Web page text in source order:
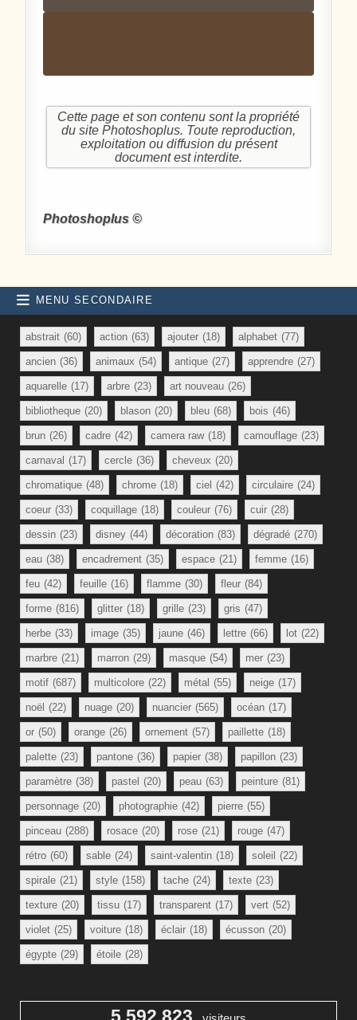
Cette page et son contenu sont la propriété
du site Photoshoplus. Toute reproduction,
exploitation ou diffusion du présent
document est interdite.
Photoshoplus ©
MENU SECONDAIRE
abstrait (60) action (63) ajouter (18) alphabet (77)
ancien (36) animaux (54) antique (27) apprendre (27)
aquarelle (17) arbre (23) art nouveau (26)
bibliotheque (20) blason (20) bleu (68) bois (46)
brun (26) cadre (42) camera raw (18) camouflage (23)
carnaval (17) cercle (36) cheveux (20)
chromatique (48) chrome (18) ciel (42) circulaire (24)
coeur (33) coquillage (18) couleur (76) cuir (28)
dessin (23) disney (44) décoration (83) dégradé (270)
eau (38) encadrement (35) espace (21) femme (16)
feu (42) feuille (16) flamme (30) fleur (84)
forme (816) glitter (18) grille (23) gris (47)
herbe (33) image (35) jaune (46) lettre (66) lot (22)
marbre (21) marron (29) masque (54) mer (23)
motif (687) multicolore (22) métal (55) neige (17)
noël (22) nuage (20) nuancier (565) océan (17)
or (50) orange (26) ornement (57) paillette (18)
palette (23) pantone (36) papier (38) papillon (23)
paramètre (38) pastel (20) peau (63) peinture (81)
personnage (20) photographie (42) pierre (55)
pinceau (288) rosace (20) rose (21) rouge (47)
rétro (60) sable (24) saint-valentin (18) soleil (22)
spirale (21) style (158) tache (24) texte (23)
texture (20) tissu (17) transparent (17) vert (52)
violet (25) voiture (18) éclair (18) écusson (20)
égypte (29) étoile (28)